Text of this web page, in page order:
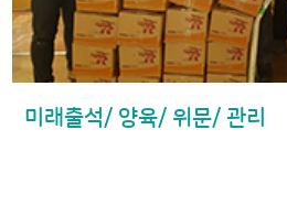
미래출석/ 양육/ 위문/ 관리